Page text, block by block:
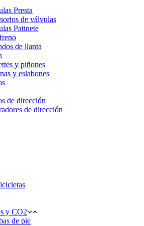
Presta
de válvulas
Patinete
de llanta
y piñones
y eslabones
de dirección
de dirección
y CO2
de pie